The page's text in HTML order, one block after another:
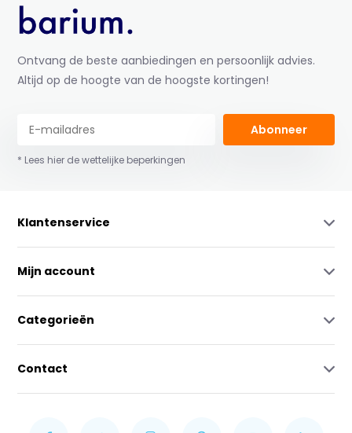
Ontvang de beste aanbiedingen en persoonlijk advies.
Altijd op de hoogte van de hoogste kortingen!
Abonneer
* Lees hier de wettelijke beperkingen
Klantenservice
Mijn account
Categorieën
Contact